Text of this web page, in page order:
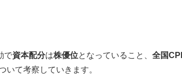
で資本配分は株優位となっていること、全国
いて考察していきます。